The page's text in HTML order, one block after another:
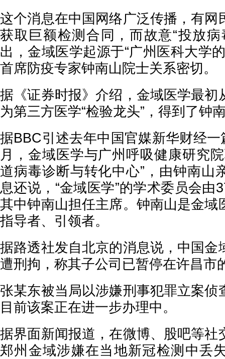
这个消息在中国网络广泛传播，有网
获取巨额检测合同，而故意“投放
出，金域医学起源于“广州医科大学
首席防疫专家钟南山院士关系密切。
据《证券时报》介绍，金域医学最初
为第三方医学“检验龙头”，得到了钟
据BBC引述去年中国官媒新华财经
月，金域医学与广州呼吸健康研究
道病毒诊断与转化中心”，由钟南山
息还说，“金域医学”的学术委员会由
其中钟南山担任主席。钟南山是金域
指导者、引领者。
据路透社发自北京的消息说，中国金
遭刑拘，称其子公司已暂停在许昌市
张某东被当局以涉嫌刑事犯罪立案侦
目前该案正在进一步办理中。
据界面新闻报道，在微博、股吧等社
郑州金域涉嫌在当地新冠检测中丢